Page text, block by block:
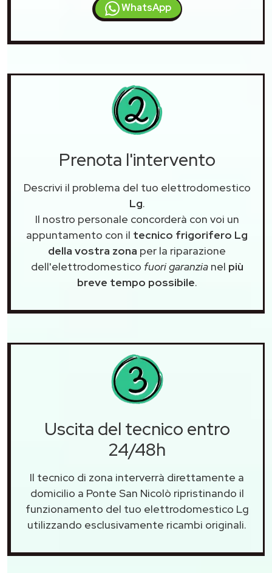
WhatsApp
Prenota l'intervento
Descrivi il problema del tuo elettrodomestico
Lg.
Il nostro personale concorderà con voi un
appuntamento con il tecnico frigorifero Lg
della vostra zona per la riparazione
dell'elettrodomestico fuori garanzianel più
breve tempo possibile.
Uscita del tecnico entro
24/48h
Il tecnico di zona interverrà direttamente a
domicilio a Ponte San Nicolò ripristinando il
funzionamento del tuo elettrodomestico Lg
utilizzando esclusivamente ricambi originali.